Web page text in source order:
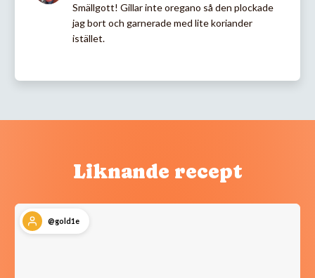
Smällgott! Gillar inte oregano så den plockade
jag bort och garnerade med lite koriander
istället.
Liknande recept
@gold1e